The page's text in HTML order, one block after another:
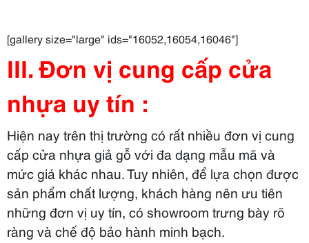
[gallery size="large" ids="16052,16054,16046"]
III. Đơn vị cung cấp cửa
nhựa uy tín :
Hiện nay trên thị trường có rất nhiều đơn vị cung
cấp cửa nhựa giả gỗ với đa dạng mẫu mã và
mức giá khác nhau. Tuy nhiên, để lựa chọn được
sản phẩm chất lượng, khách hàng nên ưu tiên
những đơn vị uy tín, có showroom trưng bày rõ
ràng và chế độ bảo hành minh bạch.